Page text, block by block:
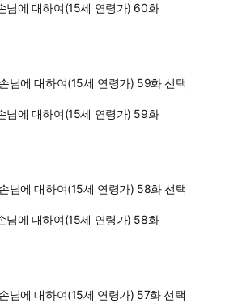
님에 대하여(15세 연령가) 60화
님에 대하여(15세 연령가) 59화 선택
님에 대하여(15세 연령가) 59화
님에 대하여(15세 연령가) 58화 선택
님에 대하여(15세 연령가) 58화
님에 대하여(15세 연령가) 57화 선택